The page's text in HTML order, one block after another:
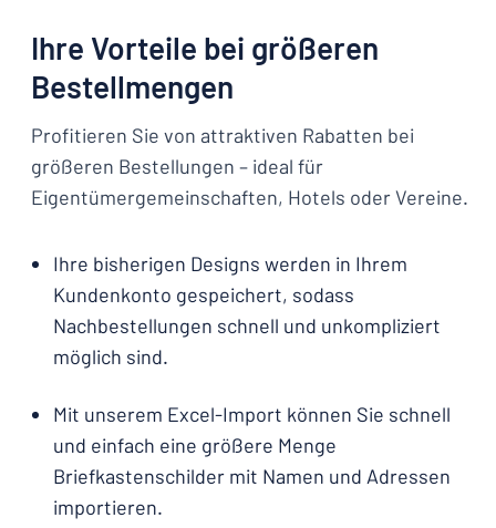
Ihre Vorteile bei größeren
Bestellmengen
Profitieren Sie von attraktiven Rabatten bei
größeren Bestellungen – ideal für
Eigentümergemeinschaften, Hotels oder Vereine.
Ihre bisherigen Designs werden in Ihrem
Kundenkonto gespeichert, sodass
Nachbestellungen schnell und unkompliziert
möglich sind.
Mit unserem Excel-Import können Sie schnell
und einfach eine größere Menge
Briefkastenschilder mit Namen und Adressen
importieren.